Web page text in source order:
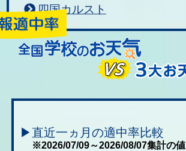
四国カルスト
▶直近一ヵ月の適中率比較
※2026/07/09～2026/08/07集計の値